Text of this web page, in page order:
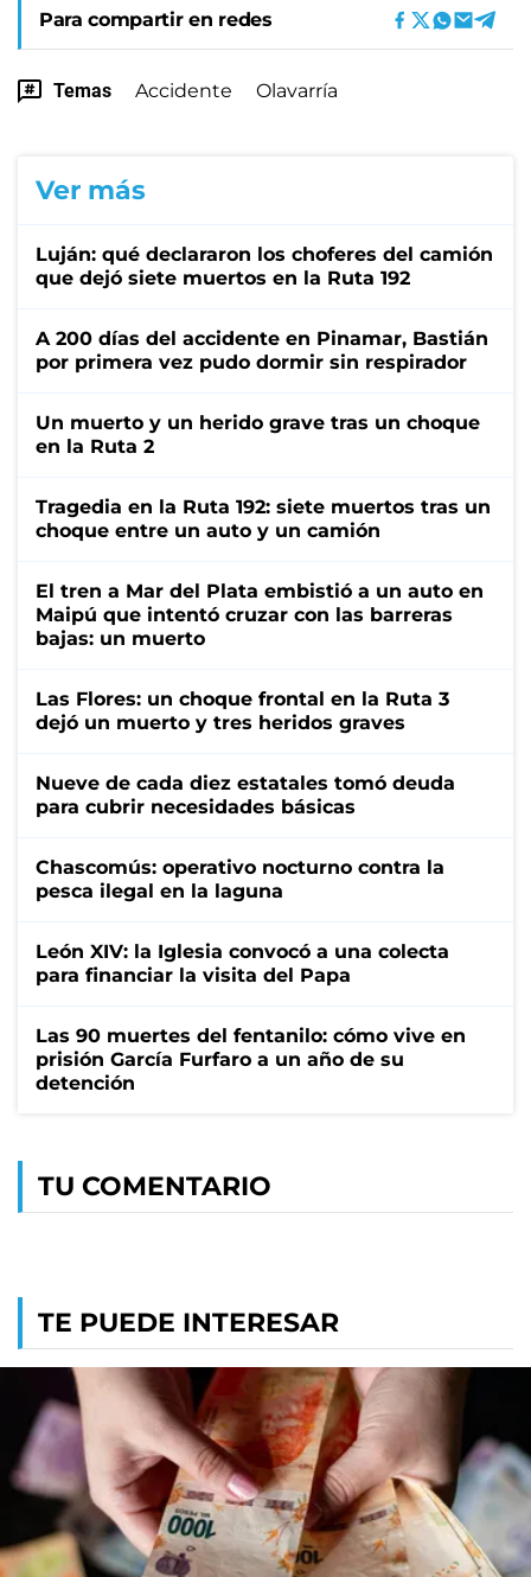
Para compartir en redes
Temas Accidente Olavarría
Ver más
Luján: qué declararon los choferes del camión
que dejó siete muertos en la Ruta 192
A 200 días del accidente en Pinamar, Bastián
por primera vez pudo dormir sin respirador
Un muerto y un herido grave tras un choque
en la Ruta 2
Tragedia en la Ruta 192: siete muertos tras un
choque entre un auto y un camión
El tren a Mar del Plata embistió a un auto en
Maipú que intentó cruzar con las barreras
bajas: un muerto
Las Flores: un choque frontal en la Ruta 3
dejó un muerto y tres heridos graves
Nueve de cada diez estatales tomó deuda
para cubrir necesidades básicas
Chascomús: operativo nocturno contra la
pesca ilegal en la laguna
León XIV: la Iglesia convocó a una colecta
para financiar la visita del Papa
Las 90 muertes del fentanilo: cómo vive en
prisión García Furfaro a un año de su
detención
TU COMENTARIO
TE PUEDE INTERESAR